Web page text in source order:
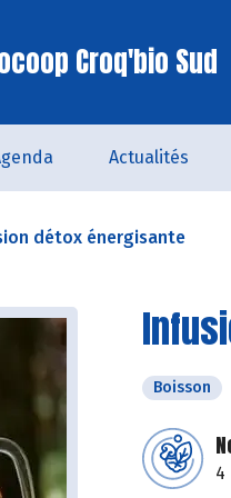
Croq'bio Sud
Actualités
détox énergisante
Boisson
4